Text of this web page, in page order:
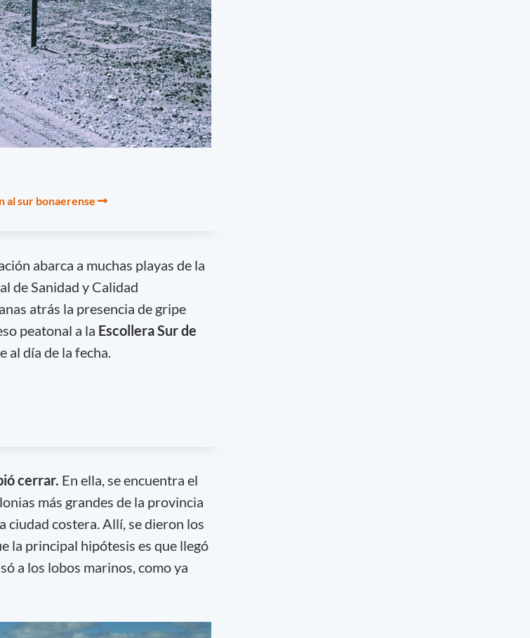
al sur bonaerense
abarca a muchas playas de la
de Sanidad y Calidad
atrás la presencia de gripe
peatonal a la Escollera Sur de
al día de la fecha.
cerrar. En ella, se encuentra el
más grandes de la provincia
costera. Allí, se dieron los
la principal hipótesis es que llegó
a los lobos marinos, como ya